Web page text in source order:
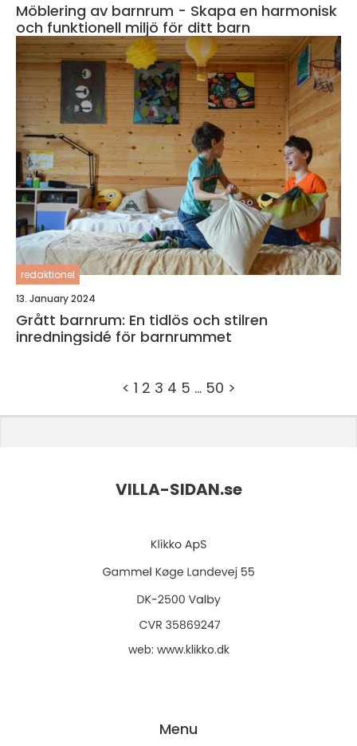
Möblering av barnrum - Skapa en harmonisk
och funktionell miljö för ditt barn
redaktionel
13. January 2024
Grått barnrum: En tidlös och stilren
inredningsidé för barnrummet
< 1 2 3 4 5 … 50 >
VILLA-SIDAN.se
web: www.klikko.dk
Menu